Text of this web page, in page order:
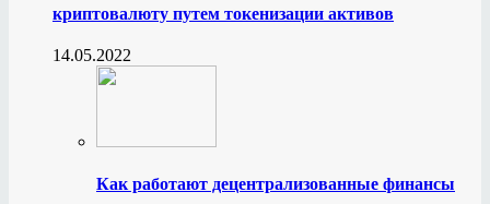
криптовалюту путем токенизации активов
14.05.2022
Как работают децентрализованные финансы